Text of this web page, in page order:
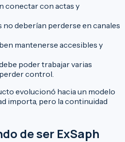
conectar con actas y
no deberían perderse en canales
mantenerse accesibles y
poder trabajar varias
control.
evolucionó hacia un modelo
importa, pero la continuidad
de ser ExSaph